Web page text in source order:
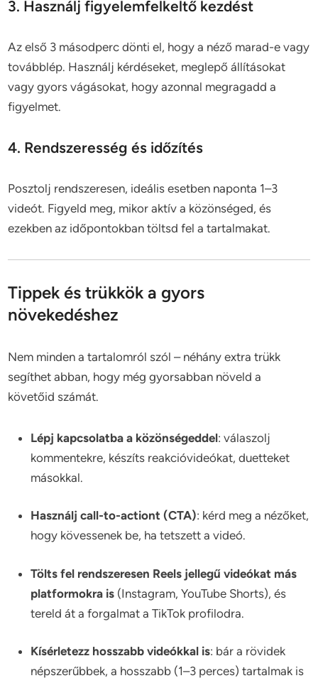
3. Használj figyelemfelkeltő kezdést
Az első 3 másodperc dönti el, hogy a néző marad-e vagy
továbblép. Használj kérdéseket, meglepő állításokat
vagy gyors vágásokat, hogy azonnal megragadd a
figyelmet.
4. Rendszeresség és időzítés
Posztolj rendszeresen, ideális esetben naponta 1–3
videót. Figyeld meg, mikor aktív a közönséged, és
ezekben az időpontokban töltsd fel a tartalmakat.
Tippek és trükkök a gyors
növekedéshez
Nem minden a tartalomról szól – néhány extra trükk
segíthet abban, hogy még gyorsabban növeld a
követőid számát.
Lépj kapcsolatba a közönségeddel: válaszolj
kommentekre, készíts reakcióvideókat, duetteket
másokkal.
Használj call-to-actiont (CTA): kérd meg a nézőket,
hogy kövessenek be, ha tetszett a videó.
Tölts fel rendszeresen Reels jellegű videókat más
platformokra is (Instagram, YouTube Shorts), és
tereld át a forgalmat a TikTok profilodra.
Kísérletezz hosszabb videókkal is: bár a rövidek
népszerűbbek, a hosszabb (1–3 perces) tartalmak is